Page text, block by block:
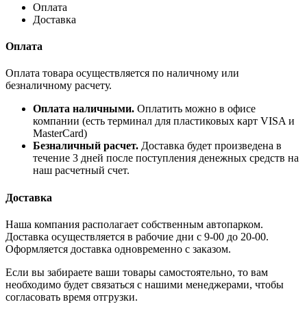
Оплата
Доставка
Оплата
Оплата товара осуществляется по наличному или
безналичному расчету.
Оплата наличными. Оплатить можно в офисе
компании (есть терминал для пластиковых карт VISA и
MasterCard)
Безналичный расчет. Доставка будет произведена в
течение 3 дней после поступления денежных средств на
наш расчетный счет.
Доставка
Наша компания располагает собственным автопарком.
Доставка осуществляется в рабочие дни с 9-00 до 20-00.
Оформляется доставка одновременно с заказом.
Если вы забираете ваши товары самостоятельно, то вам
необходимо будет связаться с нашими менеджерами, чтобы
согласовать время отгрузки.